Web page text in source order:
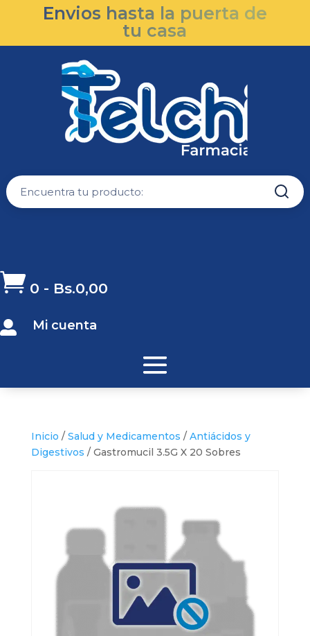
Envios hasta la puerta de
tu casa
 0 - Bs.0,00
 Mi cuenta
Inicio / Salud y Medicamentos / Antiácidos y
Digestivos / Gastromucil 3.5G X 20 Sobres